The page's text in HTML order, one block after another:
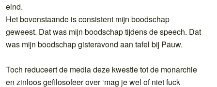
eind.
Het bovenstaande is consistent mijn boodschap
geweest. Dat was mijn boodschap tijdens de speech. Dat
was mijn boodschap gisteravond aan tafel bij Pauw.
Toch reduceert de media deze kwestie tot de monarchie
en zinloos gefilosofeer over ‘mag je wel of niet fuck